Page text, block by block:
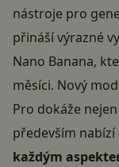
nástroje pro
přináší výrazné
Nano Banana,
měsíci. Nový
Pro dokáže
především nabízí
každým